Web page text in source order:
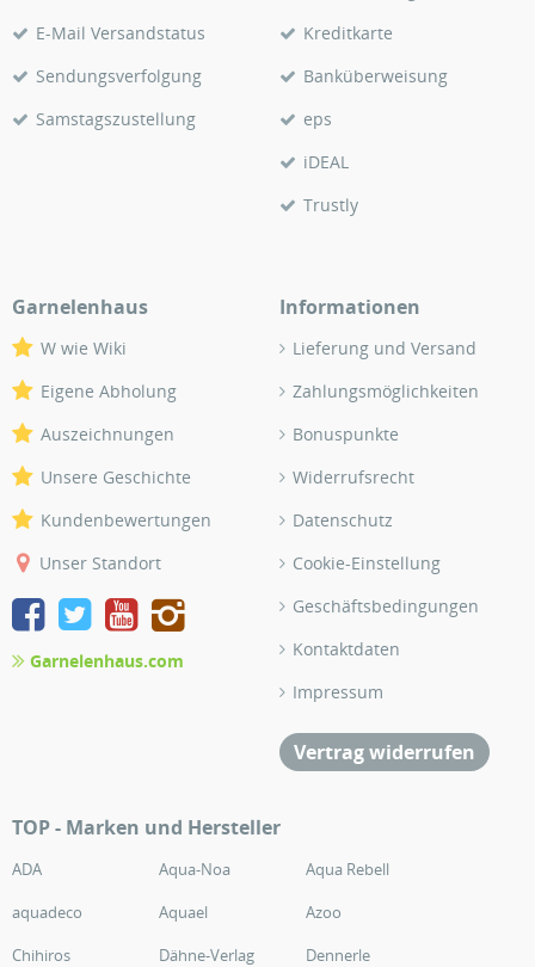
E-Mail Versandstatus
Sendungsverfolgung
Samstagszustellung
Kreditkarte
Banküberweisung
eps
iDEAL
Trustly
Garnelenhaus
W wie Wiki
Eigene Abholung
Auszeichnungen
Unsere Geschichte
Kundenbewertungen
Unser Standort
Garnelenhaus.com
Informationen
Lieferung und Versand
Zahlungsmöglichkeiten
Bonuspunkte
Widerrufsrecht
Datenschutz
Cookie-Einstellung
Geschäftsbedingungen
Kontaktdaten
Impressum
Vertrag widerrufen
TOP - Marken und Hersteller
ADA Aqua-Noa
Aqua Rebell
aquadeco
Aquael
Azoo
Chihiros
Dähne-Verlag
Dennerle